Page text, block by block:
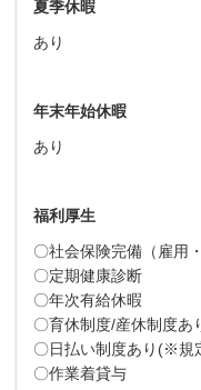
夏季休暇
あり
年末年始休暇
あり
福利厚生
〇社会保険完備（雇用
〇定期健康診断
〇年次有給休暇
〇育休制度/産休制度あ
〇日払い制度あり(※規
〇作業着貸与